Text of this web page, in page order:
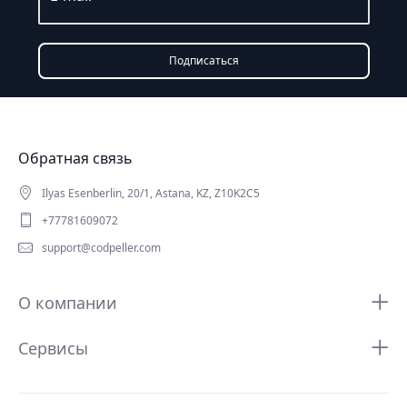
Подписатьcя
Обратная связь
Ilyas Esenberlin, 20/1, Astana, KZ, Z10K2C5
+77781609072
support@codpeller.com
О компании
Сервисы